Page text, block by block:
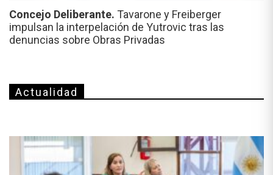
Concejo Deliberante. Tavarone y Freiberger
impulsan la interpelación de Yutrovic tras las
denuncias sobre Obras Privadas
Actualidad